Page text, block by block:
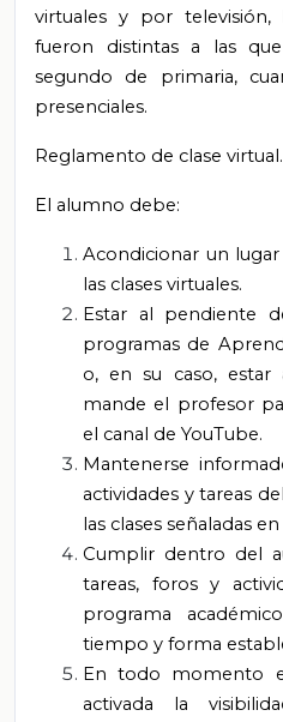
virtuales y por televisión,
fueron distintas a las
segundo de primaria,
presenciales.
Reglamento de clase virtual.
El alumno debe:
Acondicionar un
las clases virtuales.
Estar al pendiente
programas de
o, en su caso,
mande el profesor
el canal de YouTube.
Mantenerse
actividades y tareas
las clases señaladas
Cumplir dentro del
tareas, foros y
programa
tiempo y forma
En todo momento
activada la